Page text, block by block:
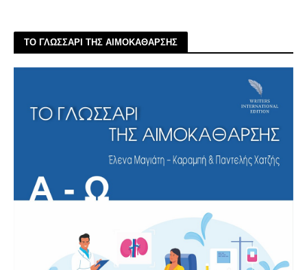
ΤΟ ΓΛΩΣΣΑΡΙ ΤΗΣ ΑΙΜΟΚΑΘΑΡΣΗΣ